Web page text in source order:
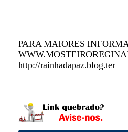
PARA MAIORES
http://rainhadapaz.blog.ter